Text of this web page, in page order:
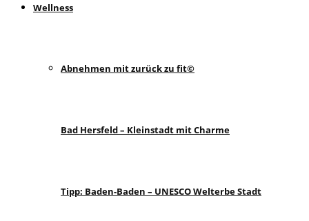
Wellness
Abnehmen mit zurück zu fit©
Bad Hersfeld – Kleinstadt mit Charme
Tipp: Baden-Baden – UNESCO Welterbe Stadt